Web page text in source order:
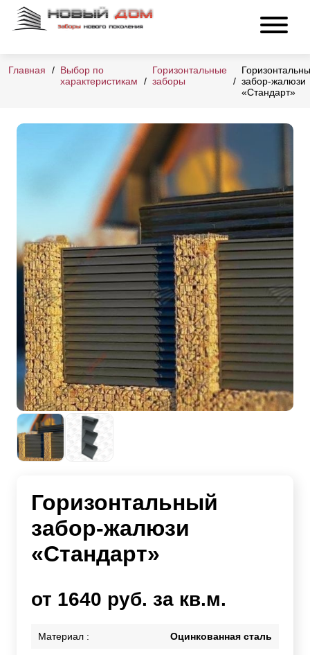
Главная
Выбор по
характеристикам
Горизонтальные
заборы
забор-жалюзи
«Стандарт»
Горизонтальный
забор-жалюзи
«Стандарт»
от 1640 руб. за кв.м.
Материал : Оцинкованная сталь